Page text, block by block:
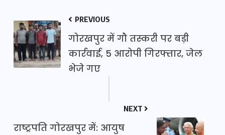
PREVIOUS
गोरखपुर में गौ तस्करी पर बड़ी
कार्रवाई, 5 आरोपी गिरफ्तार, जेल
भेजे गए
NEXT
राष्ट्रपति गोरखपुर में: आयुष